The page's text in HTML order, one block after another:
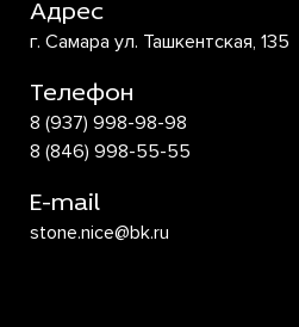
Адрес
г. Самара ул. Ташкентская, 135
Телефон
8 (937) 998-98-98
8 (846) 998-55-55
E-mail
stone.nice@bk.ru